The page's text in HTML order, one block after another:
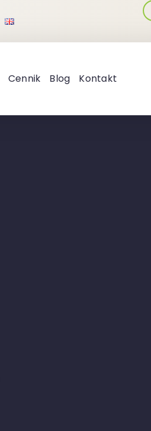
Cennik Blog Kontakt